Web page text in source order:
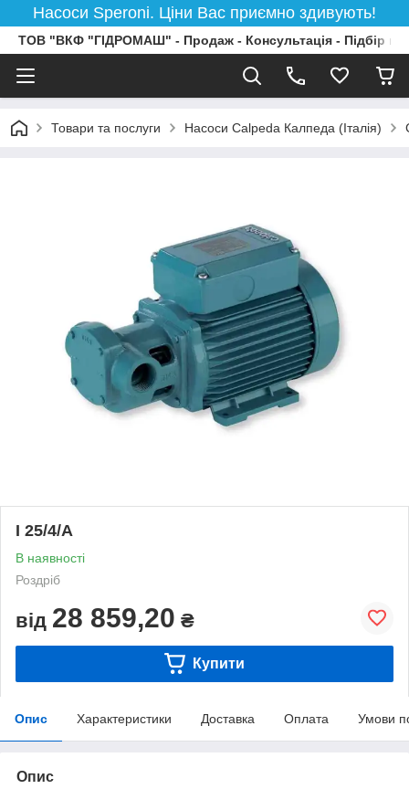
Насоси Speroni. Ціни Вас приємно здивують!
ТОВ "ВКФ "ГІДРОМАШ" - Продаж - Консультація - Підбір
Товари та послуги Насоси Calpeda Калпеда (Італія)
I 25/4/A
В наявності
Роздріб
від 28 859,20 ₴
Купити
Опис Характеристики Доставка Оплата Умови
Опис